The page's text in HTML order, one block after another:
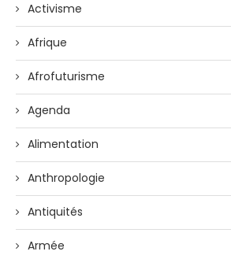
Activisme
Afrique
Afrofuturisme
Agenda
Alimentation
Anthropologie
Antiquités
Armée